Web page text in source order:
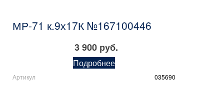
МР-71 к.9х17К №167100446
3 900 руб.
Подробнее
Артикул 035690